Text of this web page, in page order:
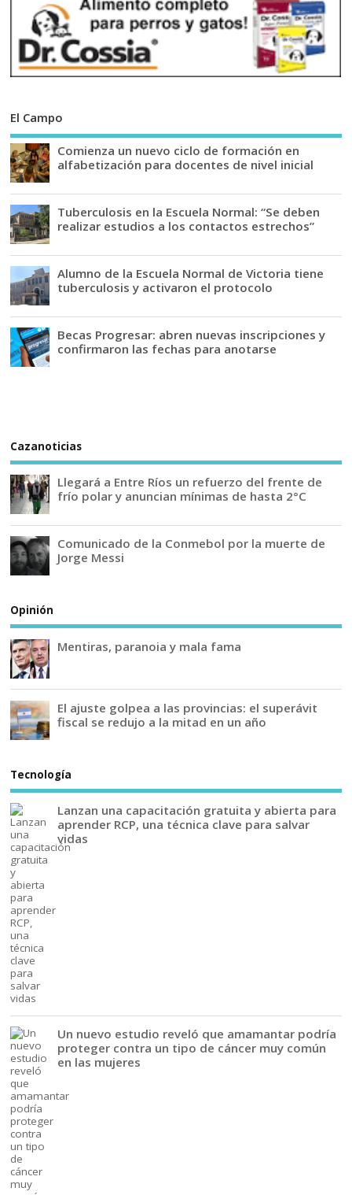
El Campo
Comienza un nuevo ciclo de formación en
alfabetización para docentes de nivel inicial
Tuberculosis en la Escuela Normal: “Se deben
realizar estudios a los contactos estrechos”
Alumno de la Escuela Normal de Victoria tiene
tuberculosis y activaron el protocolo
Becas Progresar: abren nuevas inscripciones y
confirmaron las fechas para anotarse
Cazanoticias
Llegará a Entre Ríos un refuerzo del frente de
frío polar y anuncian mínimas de hasta 2°C
Comunicado de la Conmebol por la muerte de
Jorge Messi
Opinión
Mentiras, paranoia y mala fama
El ajuste golpea a las provincias: el superávit
fiscal se redujo a la mitad en un año
Tecnología
Lanzan una capacitación gratuita y abierta para
aprender RCP, una técnica clave para salvar
vidas
Un nuevo estudio reveló que amamantar podría
proteger contra un tipo de cáncer muy común
en las mujeres